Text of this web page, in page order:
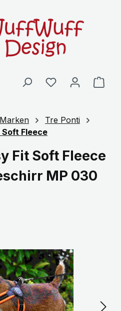
Tre Ponti
Fleece
Fit Soft Fleece
MP 030